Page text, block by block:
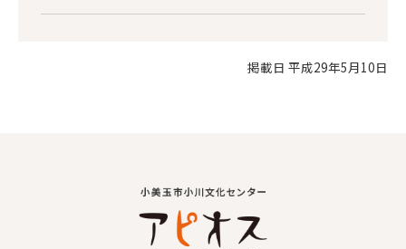
掲載日 平成29年5月10日